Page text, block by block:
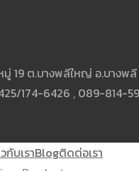
19 ต.บางพลีใหญ่ อ.บางพ
174-6426 , 089-814-
กับเราBlogติดต่อเรา